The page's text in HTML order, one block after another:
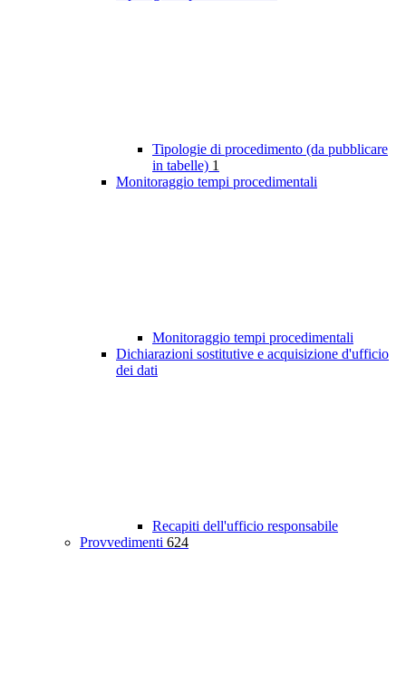
Tipologie di procedimento (da pubblicare
in tabelle) 1
Monitoraggio tempi procedimentali
Monitoraggio tempi procedimentali
Dichiarazioni sostitutive e acquisizione d'ufficio
dei dati
Recapiti dell'ufficio responsabile
Provvedimenti 624